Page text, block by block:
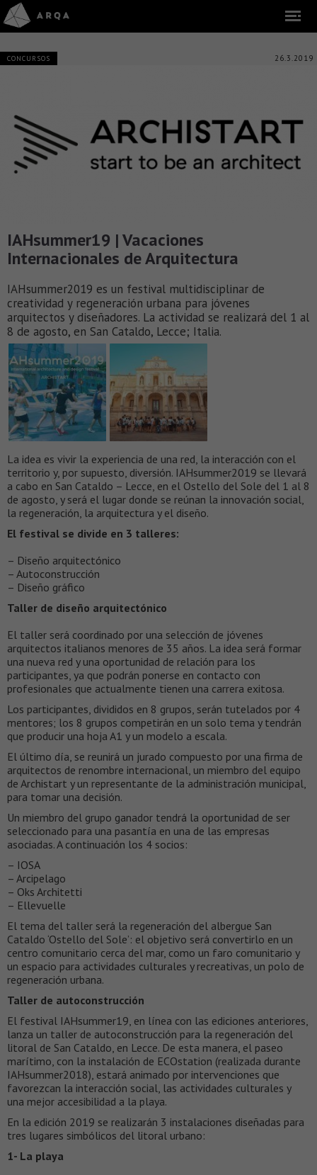
CONCURSOS 26.3.2019
IAHsummer19 | Vacaciones
Internacionales de Arquitectura
IAHsummer2019 es un festival multidisciplinar de
creatividad y regeneración urbana para jóvenes
arquitectos y diseñadores. La actividad se realizará del 1 al
8 de agosto, en San Cataldo, Lecce; Italia.
La idea es vivir la experiencia de una red, la interacción con el
territorio y, por supuesto, diversión. IAHsummer2019 se llevará
a cabo en San Cataldo – Lecce, en el Ostello del Sole del 1 al 8
de agosto, y será el lugar donde se reúnan la innovación social,
la regeneración, la arquitectura y el diseño.
El festival se divide en 3 talleres:
– Diseño arquitectónico
– Autoconstrucción
– Diseño gráfico
Taller de diseño arquitectónico
El taller será coordinado por una selección de jóvenes
arquitectos italianos menores de 35 años. La idea será formar
una nueva red y una oportunidad de relación para los
participantes, ya que podrán ponerse en contacto con
profesionales que actualmente tienen una carrera exitosa.
Los participantes, divididos en 8 grupos, serán tutelados por 4
mentores; los 8 grupos competirán en un solo tema y tendrán
que producir una hoja A1 y un modelo a escala.
El último día, se reunirá un jurado compuesto por una firma de
arquitectos de renombre internacional, un miembro del equipo
de Archistart y un representante de la administración municipal,
para tomar una decisión.
Un miembro del grupo ganador tendrá la oportunidad de ser
seleccionado para una pasantía en una de las empresas
asociadas. A continuación los 4 socios:
– IOSA
– Arcipelago
– Oks Architetti
– Ellevuelle
El tema del taller será la regeneración del albergue San
Cataldo ‘Ostello del Sole’: el objetivo será convertirlo en un
centro comunitario cerca del mar, como un faro comunitario y
un espacio para actividades culturales y recreativas, un polo de
regeneración urbana.
Taller de autoconstrucción
El festival IAHsummer19, en línea con las ediciones anteriores,
lanza un taller de autoconstrucción para la regeneración del
litoral de San Cataldo, en Lecce. De esta manera, el paseo
marítimo, con la instalación de ECOstation (realizada durante
IAHsummer2018), estará animado por intervenciones que
favorezcan la interacción social, las actividades culturales y
una mejor accesibilidad a la playa.
En la edición 2019 se realizarán 3 instalaciones diseñadas para
tres lugares simbólicos del litoral urbano:
1- La playa